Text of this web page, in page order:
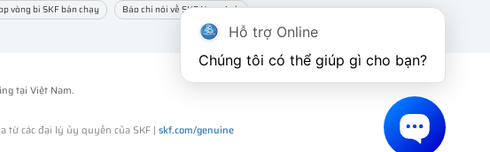
vòng bi SKF bán chạy Báo chí nói về SKF Ngọc Anh
tại Việt Nam.
từ các đại lý ủy quyền của SKF | skf.com/genuine
Hỗ trợ Online
Chúng tôi có thể giúp gì cho bạn?